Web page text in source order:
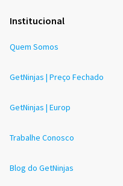
Institucional
Quem Somos
GetNinjas | Preço Fechado
GetNinjas | Europ
Trabalhe Conosco
Blog do GetNinjas